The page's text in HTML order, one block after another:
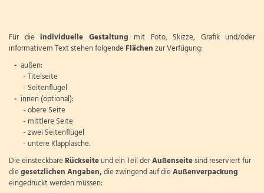
Für die individuelle Gestaltung mit Foto, Skizze, Grafik und/oder
informativem Text stehen folgendeFlächenzur Verfügung:
- außen:
- Titelseite
- Seitenflügel
- innen (optional):
- obere Seite
- mittlere Seite
- zwei Seitenflügel
- untere Klapplasche.
Die einsteckbareRückseiteund ein Teil derAußenseitesind reserviert für
diegesetzlichenAngaben,die zwingend auf dieAußenverpackung
eingedruckt werden müssen: